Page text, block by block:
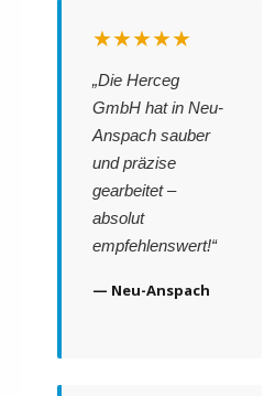
★★★★★
„Die Herceg
GmbH hat in Neu-
Anspach sauber
und präzise
gearbeitet –
absolut
empfehlenswert!“
— Neu-Anspach